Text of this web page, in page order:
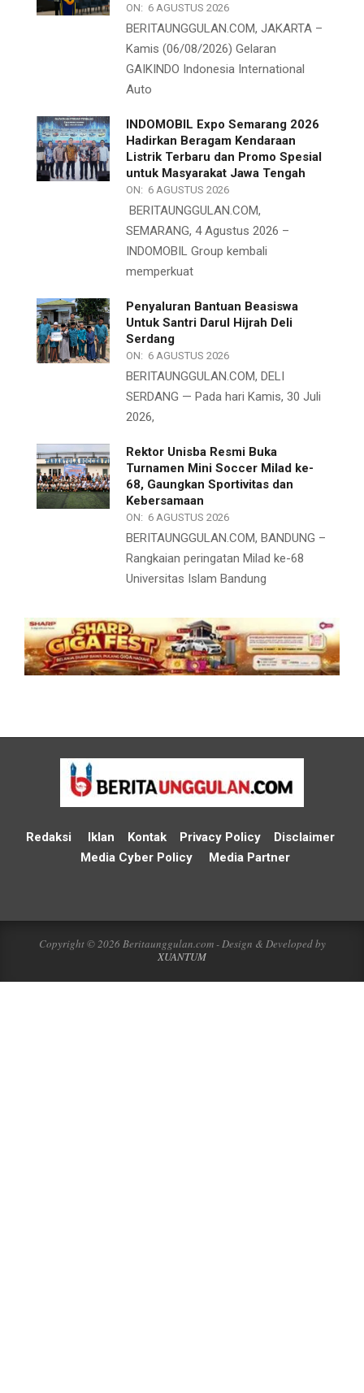
ON: 6 AGUSTUS 2026
BERITAUNGGULAN.COM, JAKARTA –
Kamis (06/08/2026) Gelaran
GAIKINDO Indonesia International
Auto
INDOMOBIL Expo Semarang 2026
Hadirkan Beragam Kendaraan
Listrik Terbaru dan Promo Spesial
untuk Masyarakat Jawa Tengah
ON: 6 AGUSTUS 2026
BERITAUNGGULAN.COM,
SEMARANG, 4 Agustus 2026 –
INDOMOBIL Group kembali
memperkuat
Penyaluran Bantuan Beasiswa
Untuk Santri Darul Hijrah Deli
Serdang
ON: 6 AGUSTUS 2026
BERITAUNGGULAN.COM, DELI
SERDANG — Pada hari Kamis, 30 Juli
2026,
Rektor Unisba Resmi Buka
Turnamen Mini Soccer Milad ke-
68, Gaungkan Sportivitas dan
Kebersamaan
ON: 6 AGUSTUS 2026
BERITAUNGGULAN.COM, BANDUNG –
Rangkaian peringatan Milad ke-68
Universitas Islam Bandung
Redaksi Iklan Kontak Privacy Policy
Disclaimer
Media Cyber Policy
Media Partner
Copyright © 2026 Beritaunggulan.com - Design & Developed by
XUANTUM